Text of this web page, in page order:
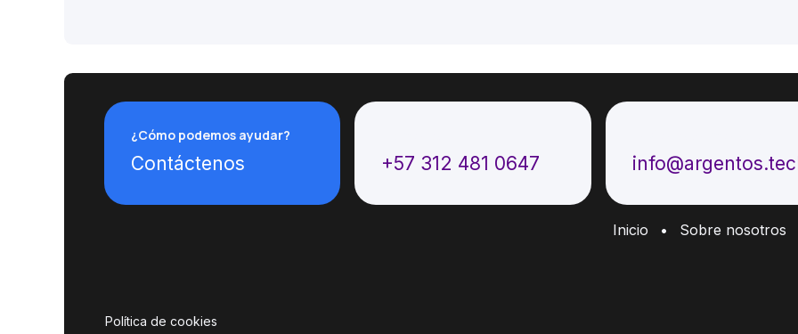
¿Cómo podemos ayudar?
Contáctenos +57 312 481 0647
Inicio • Sobre nosotros
Política de cookies